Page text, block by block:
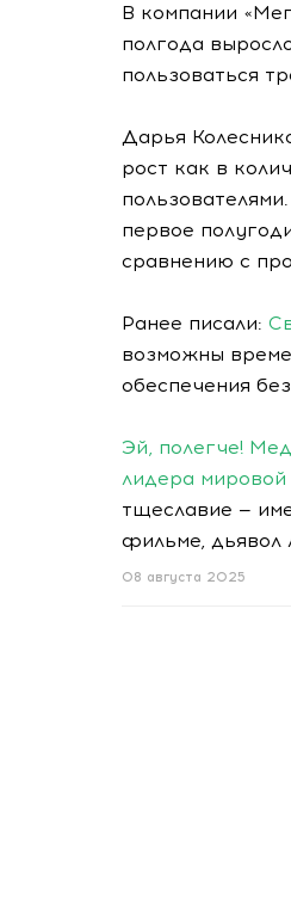
В компании
полгода
пользоваться
Дарья
рост как в
первое
сравнению с
Ранее писали:
возможны
обеспечения
Эй, полегче!
лидера
тщеславие —
фильме, дьявол
08 августа 2025